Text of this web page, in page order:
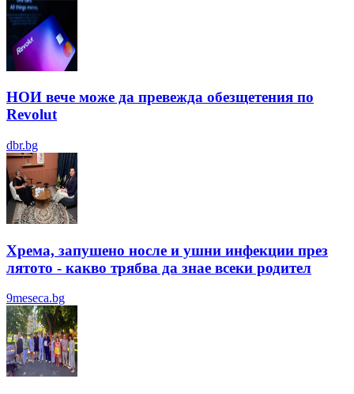
НОИ вече може да превежда обезщетения по
Revolut
dbr.bg
Хрема, запушено носле и ушни инфекции през
лятотo - какво трябва да знае всеки родител
9meseca.bg